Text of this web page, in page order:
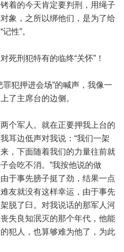
着的今天肯定要判刑，用绳子
象，之所以绑他们，是为了给
性”。
死刑犯特有的临终“关怀”！
犯押进会场”的喊声，我像一
了主席台的边侧。
个军人。就在正要押我上台的
耳边低声对我说：“我们一架
，下面随着我们的力量往前就
会吃不消。”我按他说的做
于事先膀子挺了劲，结果一点
友就没有这样幸运，由于事先
脱了臼。对我说话的那军人河
失良知泯灭的那个年代，他能
犯人，也算够难为他了，为此